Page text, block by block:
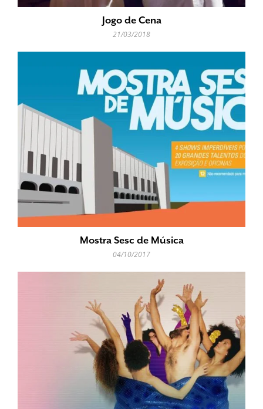
Jogo de Cena
21/03/2018
Mostra Sesc de Música
04/10/2017